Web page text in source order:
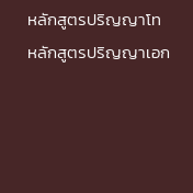
หลักสูตรปริญญาโท
หลักสูตรปริญญาเอก